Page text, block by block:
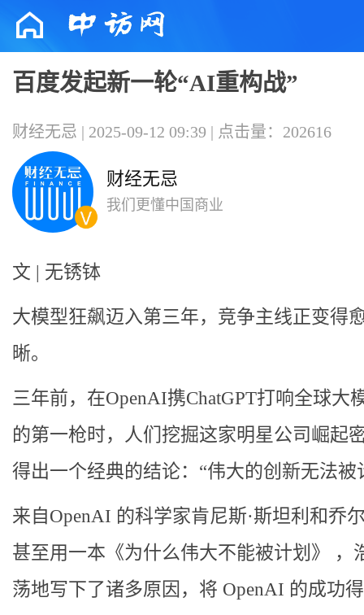
百度发起新一轮“AI重构战”
财经无忌 | 2025-09-12 09:39 | 点击量：202616
财经无忌
我们更懂中国商业
文 | 无锈钵
大模型狂飙迈入第三年，竞争主线正变得
晰。
三年前，在OpenAI携ChatGPT打响全球大
的第一枪时，人们挖掘这家明星公司崛起
得出一个经典的结论：“伟大的创新无法被
来自OpenAI 的科学家肯尼斯·斯坦利和乔
甚至用一本《为什么伟大不能被计划》 ，
荡地写下了诸多原因，将 OpenAI 的成功